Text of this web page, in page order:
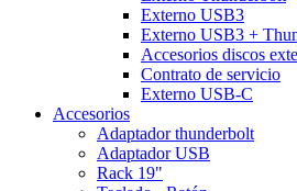
Externo USB3
Externo USB3 +
Accesorios discos
Contrato de servicio
Externo USB-C
Accesorios
Adaptador thunderbolt
Adaptador USB
Rack 19"